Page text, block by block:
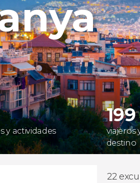
Turquía
y actividades
199
viajeros
destino
22